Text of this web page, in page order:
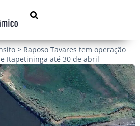
> Raposo Tavares tem operação
Itapetininga até 30 de abril